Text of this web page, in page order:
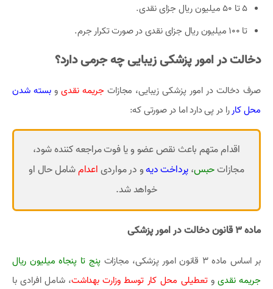
5 تا 50 میلیون ریال جزای نقدی.
تا 100 میلیون ریال جزای نقدی در صورت تکرار جرم.
دخالت در امور پزشکی زیبایی چه جرمی دارد؟
صرف دخالت در امور پزشکی زیبایی، مجازات جریمه نقدیوبسته شدن
محل کاررا در پی دارد اما در صورتی که:
اقدام متهم باعث نقص عضو و یا فوت مراجعه کننده شود،
مجازاتحبس،پرداخت دیهو در مواردیاعدامشامل حال او
خواهد شد.
ماده 3 قانون دخالت در امور پزشکی
بر اساس ماده 3 قانون امور پزشکی، مجازات
پنج تا پنجاه میلیون ریال
جریمه نقدیوتعطیلی محل کار توسط وزارت بهداشت، شامل افرادی با